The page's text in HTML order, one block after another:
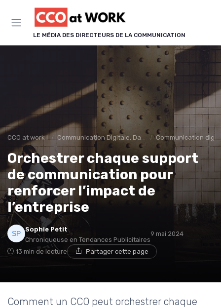
LE MÉDIA DES DIRECTEURS DE LA COMMUNICATION
CCO at work ! Communication Digitale, Data & IA Communication
Orchestrer chaque support
de communication pour
renforcer l’impact de
l’entreprise
Sophie Petit
Chroniqueuse en Tendances Publicitaires
9 mai 2024
13 min de lecture Partager cette page
Comment un CCO peut orchestrer chaque
Panneau de gestion des cookies